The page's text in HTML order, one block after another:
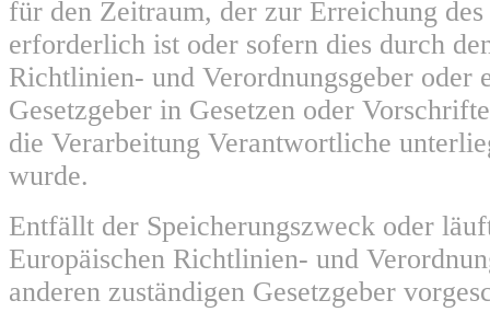
für den Zeitraum, der zur Erreichung
erforderlich ist oder sofern dies durch
Richtlinien- und Verordnungsgeber oder
Gesetzgeber in Gesetzen oder
die Verarbeitung Verantwortliche
wurde.
Entfällt der Speicherungszweck oder
Europäischen Richtlinien- und
anderen zuständigen Gesetzgeber